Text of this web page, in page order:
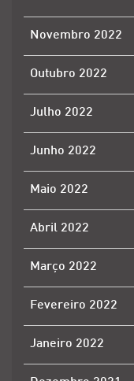
Novembro 2022
Outubro 2022
Julho 2022
Junho 2022
Maio 2022
Abril 2022
Março 2022
Fevereiro 2022
Janeiro 2022